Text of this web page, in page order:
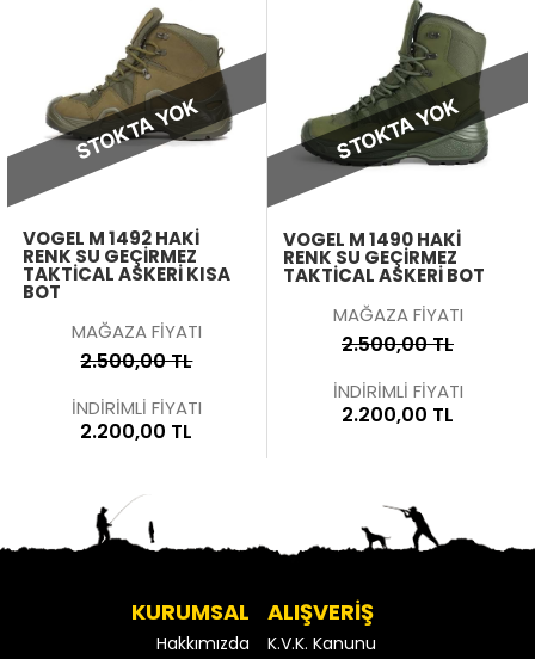
STOKTA YOK
VOGEL M 1492 HAKI
RENK SU GEÇIRMEZ
TAKTICAL ASKERI KISA
BOT
MAĞAZA FİYATI
2.500,00 TL
İNDİRİMLİ FİYATI
2.200,00 TL
STOKTA YOK
VOGEL M 1490 HAKI
RENK SU GEÇIRMEZ
TAKTICAL ASKERI BOT
MAĞAZA FİYATI
2.500,00 TL
İNDİRİMLİ FİYATI
2.200,00 TL
KURUMSAL
Hakkımızda
ALIŞVERİŞ
K.V.K. Kanunu